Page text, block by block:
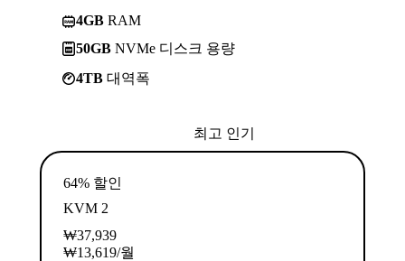
4GB RAM
50GB NVMe 디스크 용량
4TB 대역폭
최고 인기
64% 할인
KVM 2
₩37,939
₩13,619/월